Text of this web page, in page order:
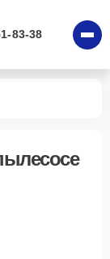
83-38